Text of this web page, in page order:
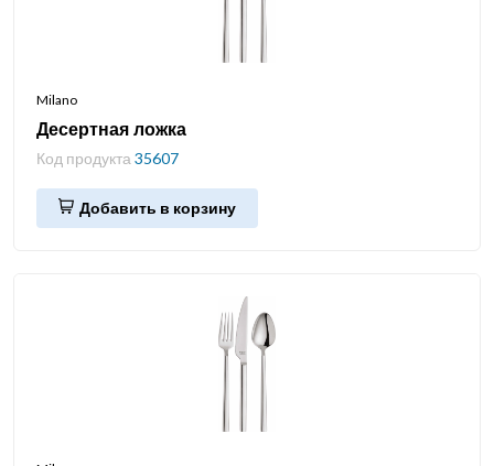
Milano
Десертная ложка
Код продукта 35607
Добавить в корзину